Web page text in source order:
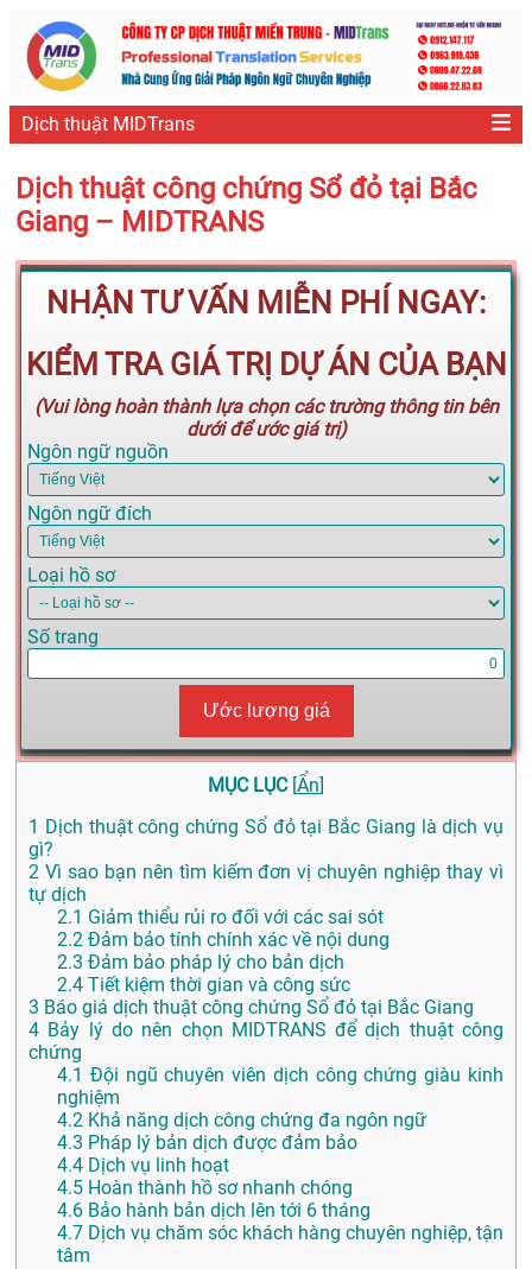
Dịch thuật MIDTrans
Dịch thuật công chứng Sổ đỏ tại Bắc
Giang – MIDTRANS
NHẬN TƯ VẤN MIỄN PHÍ NGAY:
KIỂM TRA GIÁ TRỊ DỰ ÁN CỦA BẠN
(Vui lòng hoàn thành lựa chọn các trường thông tin bên
dưới để ước giá trị)
Ngôn ngữ nguồn
Ngôn ngữ đích
Loại hồ sơ
Số trang
Ước lượng giá
MỤC LỤC [Ẩn]
1 Dịch thuật công chứng Sổ đỏ tại Bắc Giang là dịch vụ
gì?
2 Vì sao bạn nên tìm kiếm đơn vị chuyên nghiệp thay vì
tự dịch
2.1 Giảm thiểu rủi ro đối với các sai sót
2.2 Đảm bảo tính chính xác về nội dung
2.3 Đảm bảo pháp lý cho bản dịch
2.4 Tiết kiệm thời gian và công sức
3 Báo giá dịch thuật công chứng Sổ đỏ tại Bắc Giang
4 Bảy lý do nên chọn MIDTRANS để dịch thuật công
chứng
4.1 Đội ngũ chuyên viên dịch công chứng giàu kinh
nghiệm
4.2 Khả năng dịch công chứng đa ngôn ngữ
4.3 Pháp lý bản dịch được đảm bảo
4.4 Dịch vụ linh hoạt
4.5 Hoàn thành hồ sơ nhanh chóng
4.6 Bảo hành bản dịch lên tới 6 tháng
4.7 Dịch vụ chăm sóc khách hàng chuyên nghiệp, tận
tâm